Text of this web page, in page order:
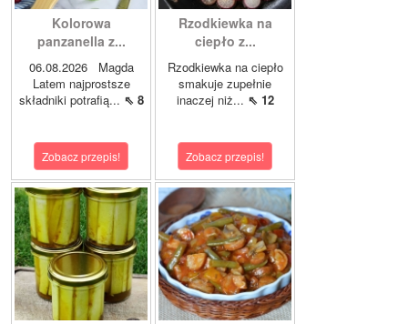
Kolorowa
panzanella z...
06.08.2026 Magda
Latem najprostsze
składniki potrafią... ⇖ 8
Zobacz przepis!
Rzodkiewka na
ciepło z...
Rzodkiewka na ciepło
smakuje zupełnie
inaczej niż... ⇖ 12
Zobacz przepis!